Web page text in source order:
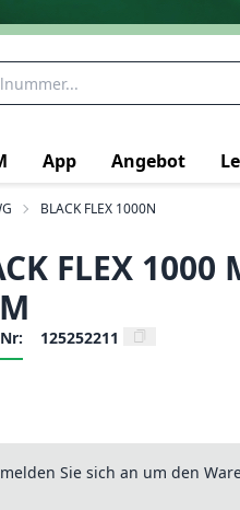
App Angebot
BLACK FLEX 1000N
FLEX 1000
125252211
Sie sich an um den